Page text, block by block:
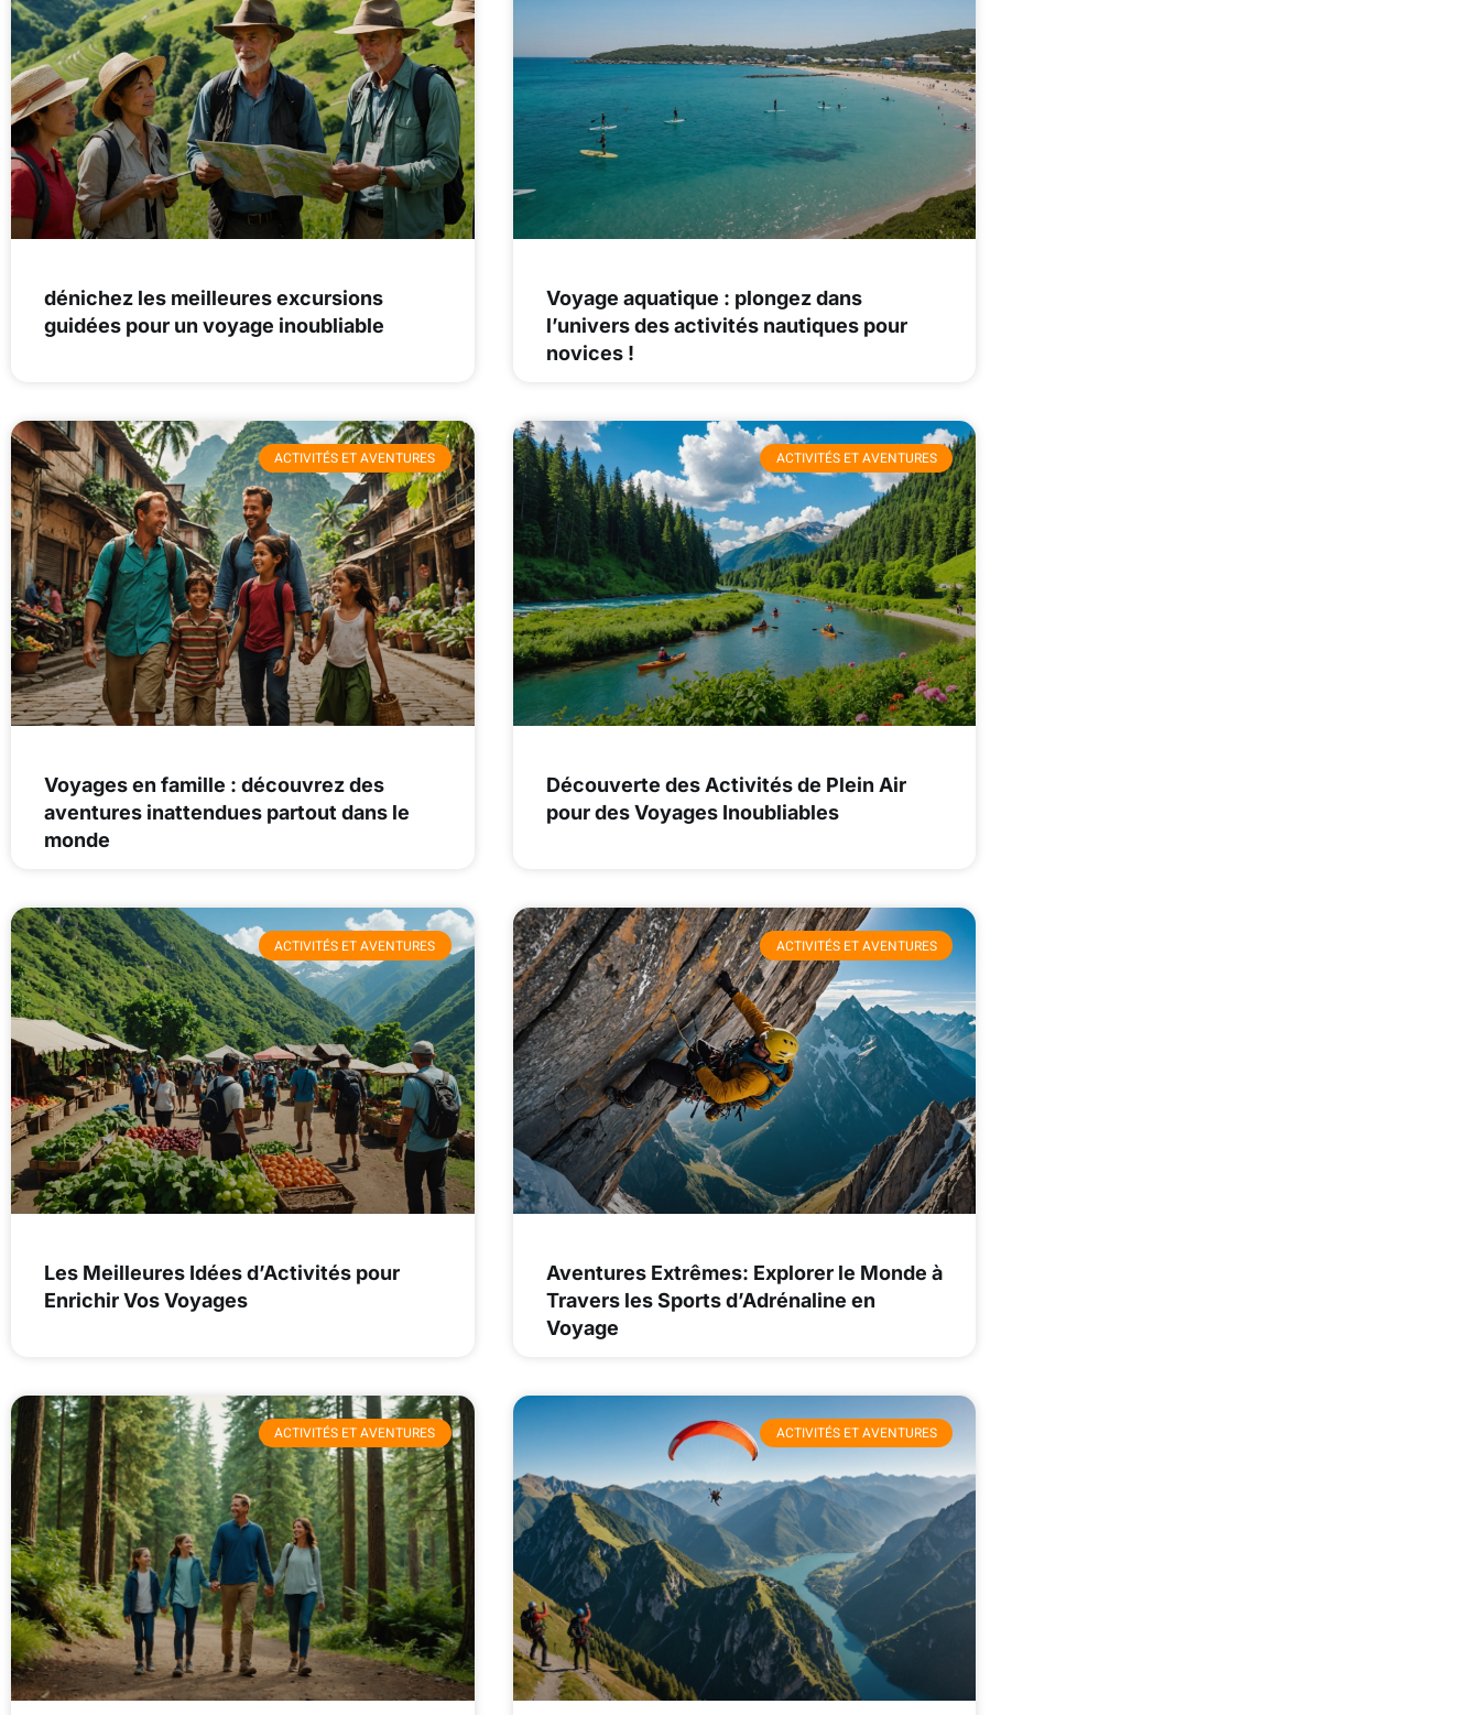
dénichez les meilleures excursions
guidées pour un voyage inoubliable
Voyage aquatique : plongez dans
l’univers des activités nautiques pour
novices !
ACTIVITÉS ET AVENTURES
Voyages en famille : découvrez des
aventures inattendues partout dans le
monde
ACTIVITÉS ET AVENTURES
Découverte des Activités de Plein Air
pour des Voyages Inoubliables
ACTIVITÉS ET AVENTURES
Les Meilleures Idées d’Activités pour
Enrichir Vos Voyages
ACTIVITÉS ET AVENTURES
Aventures Extrêmes: Explorer le Monde à
Travers les Sports d’Adrénaline en
Voyage
ACTIVITÉS ET AVENTURES ACTIVITÉS ET AVENTURES